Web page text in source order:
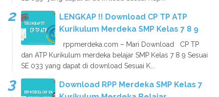
LENGKAP !! Download CP TP ATP
Kurikulum Merdeka SMP Kelas 7 8 9
rppmerdeka.com – Mari Download CP TP
dan ATP Kurikulum merdeka belajar SMP Kelas 7 8 9 Sesuai
SE 033 yang dapat di download Sesuai K...
Download RPP Merdeka SMP Kelas 7